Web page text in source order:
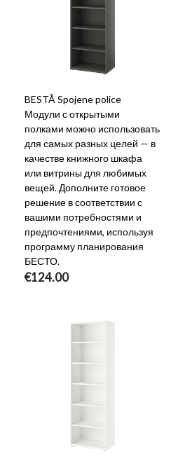
BESTÅ Spojene police
Модули с открытыми
полками можно использовать
для самых разных целей — в
качестве книжного шкафа
или витрины для любимых
вещей. Дополните готовое
решение в соответствии с
вашими потребностями и
предпочтениями, используя
программу планирования
БЕСТО.
€124.00